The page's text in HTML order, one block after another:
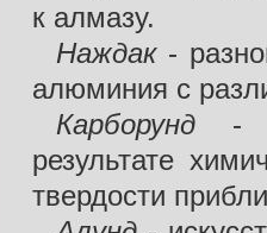
к алмазу.
Наждак-
алюминия с
Карборунд -
результате
твердости